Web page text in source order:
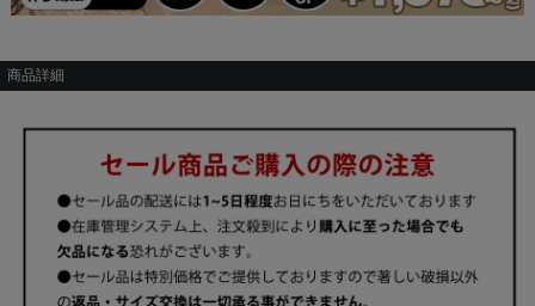
商品詳細